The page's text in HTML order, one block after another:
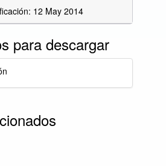
12 May 2014
para descargar